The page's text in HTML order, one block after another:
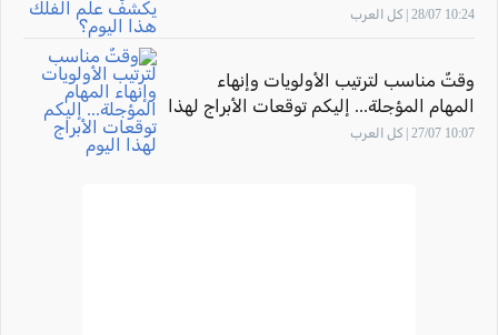
الفلك هذا اليوم؟
10:24 28/07 | كل العرب
وقتٌ مناسب لترتيب الأولويات وإنهاء
المهام المؤجلة... إليكم توقعات الأبراج لهذا
اليوم
10:07 27/07 | كل العرب